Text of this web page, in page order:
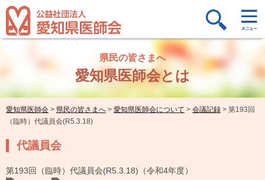
県民の皆さまへ
愛知県医師会とは
愛知県医師会 > 県民の皆さまへ > 愛知県医師会について > 会議記録 > 第193回
（臨時）代議員会(R5.3.18)
代議員会
第193回（臨時）代議員会(R5.3.18)（令和4年度）